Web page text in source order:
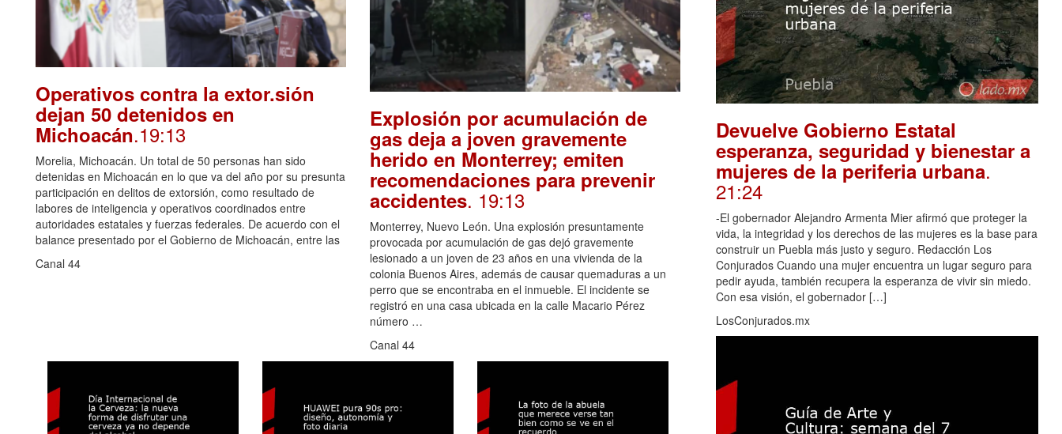
Operativos contra la extor.sión
dejan 50 detenidos en
Michoacán.19:13
Morelia, Michoacán. Un total de 50 personas han sido
detenidas en Michoacán en lo que va del año por su presunta
participación en delitos de extorsión, como resultado de
labores de inteligencia y operativos coordinados entre
autoridades estatales y fuerzas federales. De acuerdo con el
balance presentado por el Gobierno de Michoacán, entre las
Canal 44
Explosión por acumulación de
gas deja a joven gravemente
herido en Monterrey; emiten
recomendaciones para prevenir
accidentes. 19:13
Monterrey, Nuevo León. Una explosión presuntamente
provocada por acumulación de gas dejó gravemente
lesionado a un joven de 23 años en una vivienda de la
colonia Buenos Aires, además de causar quemaduras a un
perro que se encontraba en el inmueble. El incidente se
registró en una casa ubicada en la calle Macario Pérez
número …
Canal 44
Devuelve Gobierno Estatal
esperanza, seguridad y bienestar a
mujeres de la periferia urbana.
21:24
-El gobernador Alejandro Armenta Mier afirmó que proteger la
vida, la integridad y los derechos de las mujeres es la base para
construir un Puebla más justo y seguro. Redacción Los
Conjurados Cuando una mujer encuentra un lugar seguro para
pedir ayuda, también recupera la esperanza de vivir sin miedo.
Con esa visión, el gobernador […]
LosConjurados.mx